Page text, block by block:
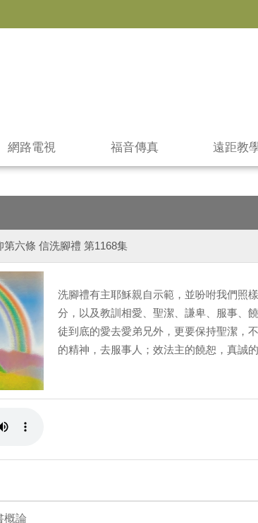
網路電視 福音傳真 遠距教
第六條 信洗腳禮 第1168集
洗腳禮有主耶穌親自示範，並吩咐我們照
分，以及教訓相愛、聖潔、謙卑、服事、
徒到底的愛去愛弟兄外，更要保持聖潔，
的精神，去服事人；效法主的饒恕，真誠
概論